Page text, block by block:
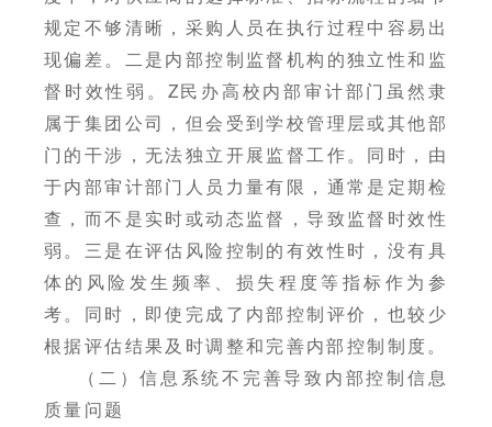
规定不够清晰，采购人员在执行过程中容易出
现偏差。二是内部控制监督机构的独立性和监
督时效性弱。Z民办高校内部审计部门虽然隶
属于集团公司，但会受到学校管理层或其他部
门的干涉，无法独立开展监督工作。同时，由
于内部审计部门人员力量有限，通常是定期检
查，而不是实时或动态监督，导致监督时效性
弱。三是在评估风险控制的有效性时，没有具
体的风险发生频率、损失程度等指标作为参
考。同时，即使完成了内部控制评价，也较少
根据评估结果及时调整和完善内部控制制度。
（二）信息系统不完善导致内部控制信息
质量问题